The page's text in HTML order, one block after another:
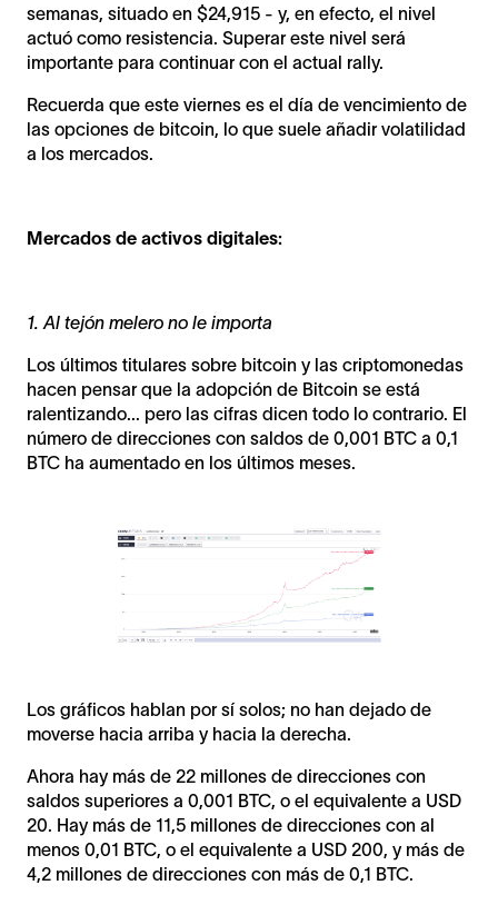
semanas, situado en $24,915 - y, en efecto, el nivel
actuó como resistencia. Superar este nivel será
importante para continuar con el actual rally.
Recuerda que este viernes es el día de vencimiento de
las opciones de bitcoin, lo que suele añadir volatilidad
a los mercados.
Mercados de activos digitales:
1. Al tejón melero no le importa
Los últimos titulares sobre bitcoin y las criptomonedas
hacen pensar que la adopción de Bitcoin se está
ralentizando... pero las cifras dicen todo lo contrario. El
número de direcciones con saldos de 0,001 BTC a 0,1
BTC ha aumentado en los últimos meses.
Los gráficos hablan por sí solos; no han dejado de
moverse hacia arriba y hacia la derecha.
Ahora hay más de 22 millones de direcciones con
saldos superiores a 0,001 BTC, o el equivalente a USD
20. Hay más de 11,5 millones de direcciones con al
menos 0,01 BTC, o el equivalente a USD 200, y más de
4,2 millones de direcciones con más de 0,1 BTC.